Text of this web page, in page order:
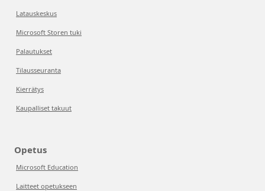
Latauskeskus
Microsoft Storen tuki
Palautukset
Tilausseuranta
Kierrätys
Kaupalliset takuut
Opetus
Microsoft Education
Laitteet opetukseen